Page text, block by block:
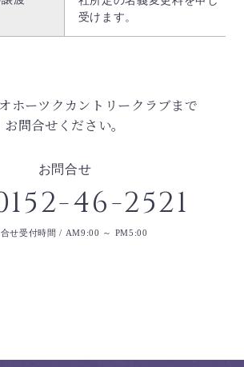
受けます。
ホーツクカントリークラブまで
お問合せください。
お問合せ
46-2521
せ受付時間 / AM9:00 ～ PM5:00